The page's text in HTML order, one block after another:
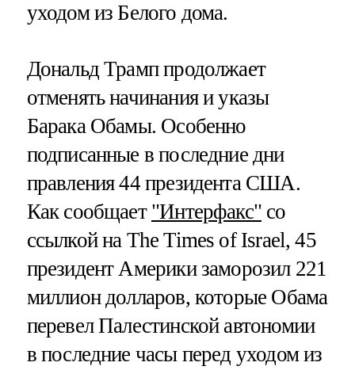
уходом из Белого дома.
Дональд Трамп продолжает
отменять начинания и указы
Барака Обамы. Особенно
подписанные в последние дни
правления 44 президента США.
Как сообщает "Интерфакс" со
ссылкой на The Times of Israel, 45
президент Америки заморозил 221
миллион долларов, которые Обама
перевел Палестинской автономии
в последние часы перед уходом из